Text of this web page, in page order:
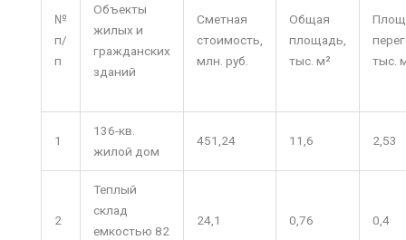
№
п/
п
Объекты
жилых и
гражданских
зданий
Сметная
стоимость,
млн. руб.
Общая
площадь,
тыс. м²
тыс.
1
136-кв.
жилой дом
451,24 11,6 2,53
2
Теплый
склад
емкостью 82
24,1 0,76 0,4